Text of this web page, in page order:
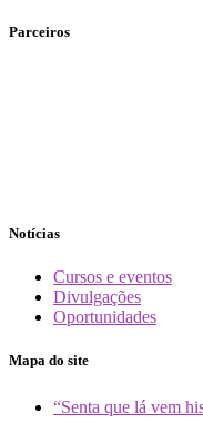
Parceiros
Notícias
Cursos e eventos
Divulgações
Oportunidades
Mapa do site
“Senta que lá vem